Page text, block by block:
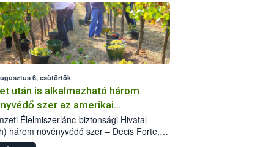
6, csütörtök
után is alkalmazható három
szer az amerikai
ellen
Élelmiszerlánc-biztonsági Hivatal
három növényvédő szer – Decis Forte,
24 EW, Oroganic – engedélyokiratát